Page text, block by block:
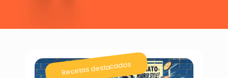
Recetas destacadas